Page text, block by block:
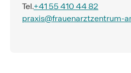
Tel.+41 55 410 44 82
praxis@frauenarztzentrum-